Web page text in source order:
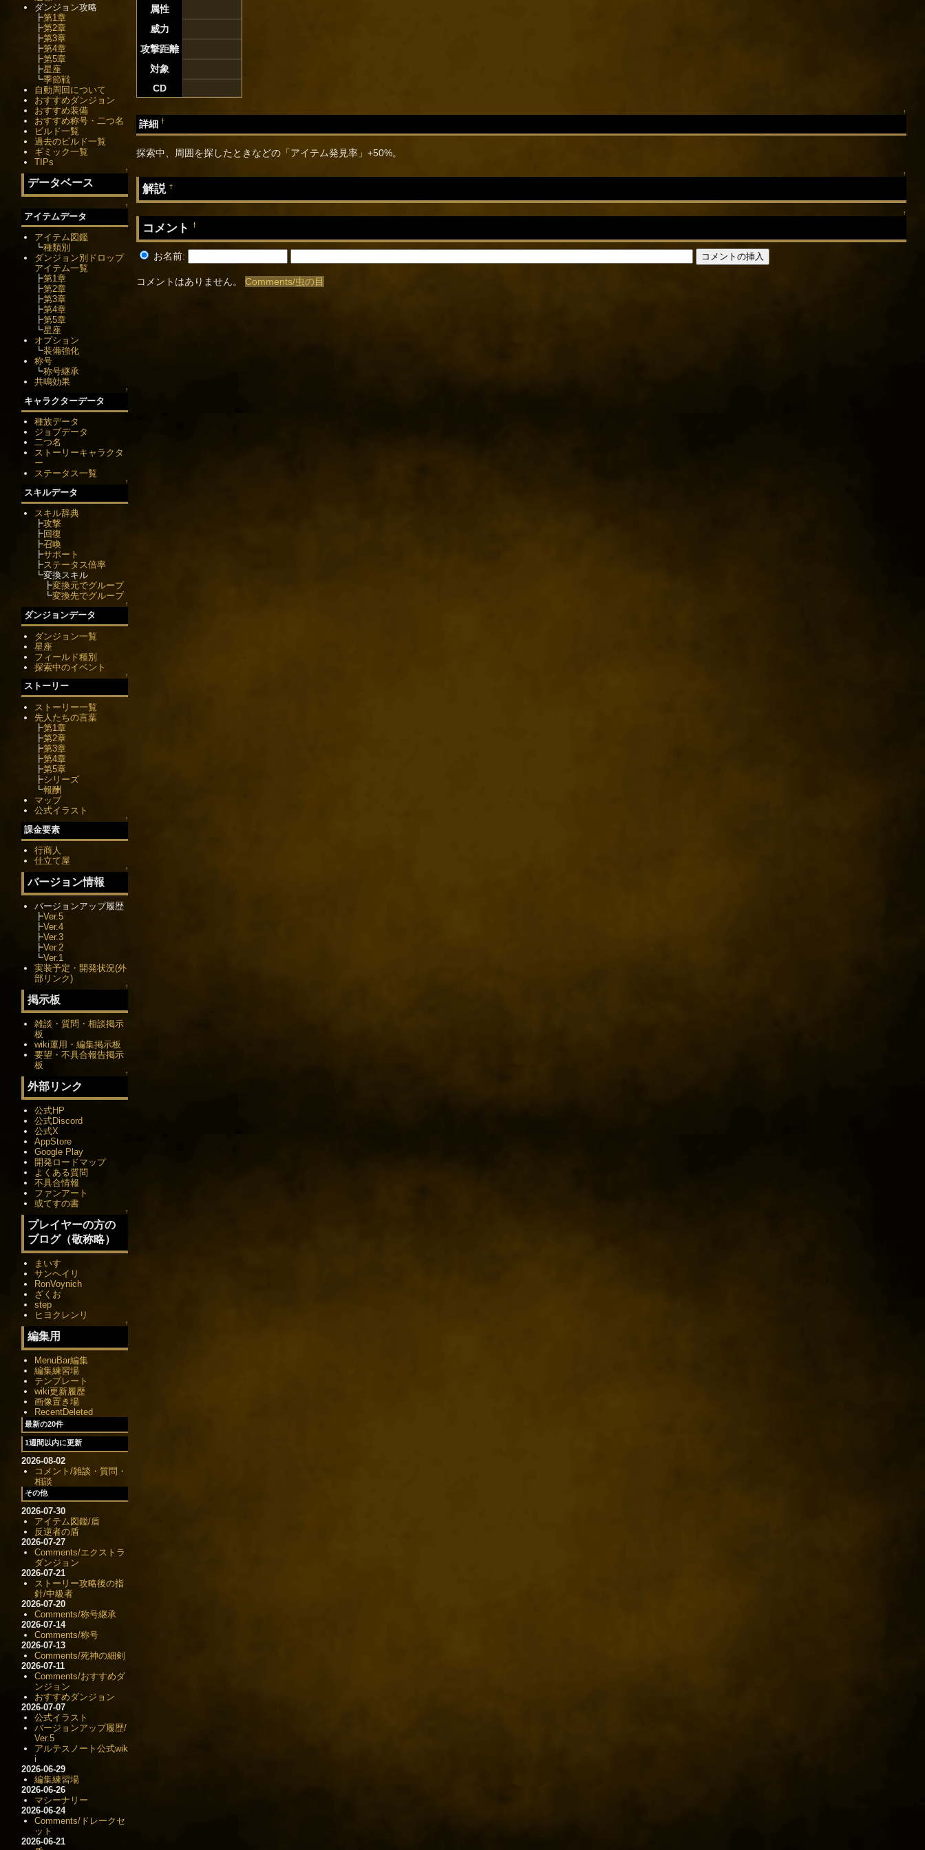
属性
威力
攻撃距離
対象
CD
↑
詳細 †
探索中、周囲を探したときなどの「アイテム発見率」+50%。
↑
解説 †
↑
コメント †
お名前:
コメントはありません。 Comments/虫の目
ダンジョン攻略
┣第1章
┣第2章
┣第3章
┣第4章
┣第5章
┣星座
┗季節戦
自動周回について
おすすめダンジョン
おすすめ装備
おすすめ称号・二つ名
ビルド一覧
過去のビルド一覧
ギミック一覧
TIPs
↑
データベース
↑
アイテムデータ
アイテム図鑑
┗種類別
ダンジョン別ドロップ
アイテム一覧
┣第1章
┣第2章
┣第3章
┣第4章
┣第5章
┗星座
オプション
┗装備強化
称号
┗称号継承
共鳴効果
↑
キャラクターデータ
種族データ
ジョブデータ
二つ名
ストーリーキャラクタ
ー
ステータス一覧
↑
スキルデータ
スキル辞典
┣攻撃
┣回復
┣召喚
┣サポート
┣ステータス倍率
┗変換スキル
┣変換元でグループ
┗変換先でグループ
↑
ダンジョンデータ
ダンジョン一覧
星座
フィールド種別
探索中のイベント
↑
ストーリー
ストーリー一覧
先人たちの言葉
┣第1章
┣第2章
┣第3章
┣第4章
┣第5章
┣シリーズ
┗報酬
マップ
公式イラスト
↑
課金要素
行商人
仕立て屋
↑
バージョン情報
バージョンアップ履歴
┣Ver.5
┣Ver.4
┣Ver.3
┣Ver.2
┗Ver.1
実装予定・開発状況(外
部リンク)
↑
掲示板
雑談・質問・相談掲示
板
wiki運用・編集掲示板
要望・不具合報告掲示
板
↑
外部リンク
公式HP
公式Discord
公式X
AppStore
Google Play
開発ロードマップ
よくある質問
不具合情報
ファンアート
或てすの書
↑
プレイヤーの方の
ブログ（敬称略）
まいす
サンヘイリ
RonVoynich
ざくお
step
ヒヨクレンリ
↑
編集用
MenuBar編集
編集練習場
テンプレート
wiki更新履歴
画像置き場
RecentDeleted
最新の20件
1週間以内に更新
2026-08-02
コメント/雑談・質問・
相談
その他
2026-07-30
アイテム図鑑/盾
反逆者の盾
2026-07-27
Comments/エクストラ
ダンジョン
2026-07-21
ストーリー攻略後の指
針/中級者
2026-07-20
Comments/称号継承
2026-07-14
Comments/称号
2026-07-13
Comments/死神の細剣
2026-07-11
Comments/おすすめダ
ンジョン
おすすめダンジョン
2026-07-07
公式イラスト
バージョンアップ履歴/
Ver.5
アルテスノート公式wik
i
2026-06-29
編集練習場
2026-06-26
マシーナリー
2026-06-24
Comments/ドレークセ
ット
2026-06-21